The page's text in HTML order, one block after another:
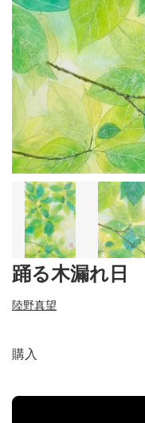
踊る木漏れ日
陸野真望
購入